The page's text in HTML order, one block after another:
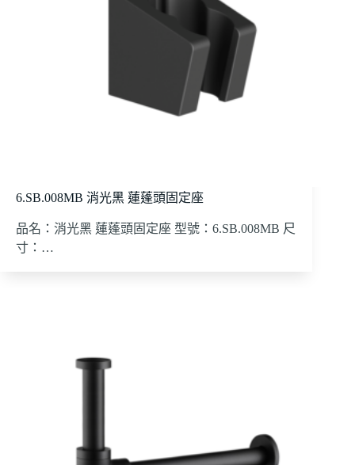
6.SB.008MB 消光黑 蓮蓬頭固定座
品名：消光黑 蓮蓬頭固定座 型號：6.SB.008MB 尺
寸：…